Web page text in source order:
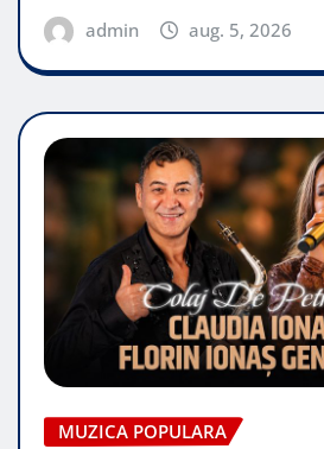
admin aug. 5, 2026
MUZICA POPULARA